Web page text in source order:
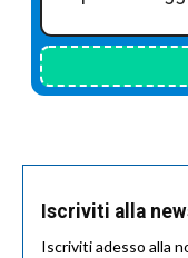
Iscriviti alla
Iscriviti adesso alla